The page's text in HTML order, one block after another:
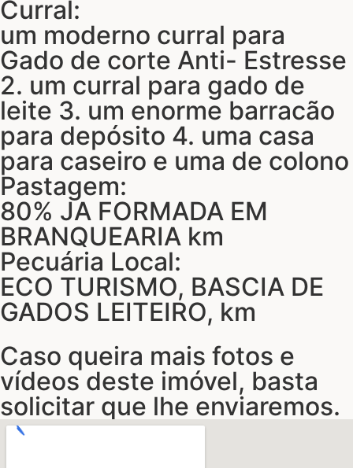
Curral:
um moderno curral para
Gado de corte Anti- Estresse
2. um curral para gado de
leite 3. um enorme barracão
para depósito 4. uma casa
para caseiro e uma de colono
Pastagem:
80% JA FORMADA EM
BRANQUEARIA km
Pecuária Local:
ECO TURISMO, BASCIA DE
GADOS LEITEIRO, km
Caso queira mais fotos e
vídeos deste imóvel, basta
solicitar que lhe enviaremos.